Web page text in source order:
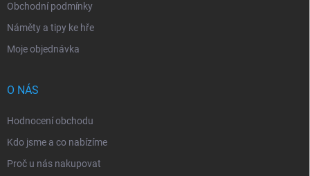
Obchodní podmínky
Náměty a tipy ke hře
Moje objednávka
O NÁS
Hodnocení obchodu
Kdo jsme a co nabízíme
Proč u nás nakupovat